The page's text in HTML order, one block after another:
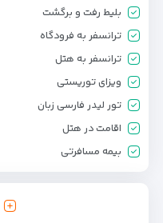
بلیط رفت و برگشت
ترانسفر به فرودگاه
ترانسفر به هتل
ویزای توریستی
تور لیدر فارسی زبان
اقامت در هتل
بیمه مسافرتی